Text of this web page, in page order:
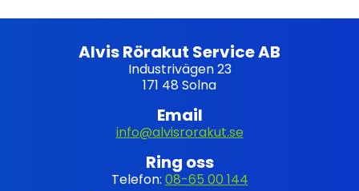
Alvis Rörakut Service AB
Industrivägen 23
171 48 Solna
Email
info@alvisrorakut.se
Ring oss
Telefon: 08-65 00 144